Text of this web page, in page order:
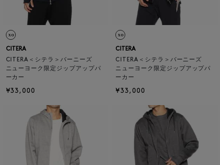
CITERA
CITERA＜シテラ＞バーニーズ
ニューヨーク限定ジップアップパ
ーカー
¥33,000
CITERA
CITERA＜シテラ＞バーニーズ
ニューヨーク限定ジップアップパ
ーカー
¥33,000